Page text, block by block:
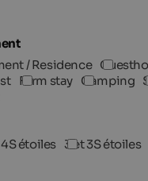
/ Residence
Farm stay Camping
étoiles 3 et 3S étoiles